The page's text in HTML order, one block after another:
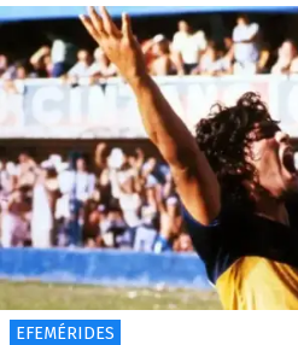
EFEMÉRIDES